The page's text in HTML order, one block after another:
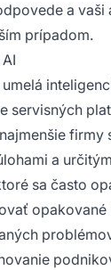
a vaši
prípadom.
servisných
firmy
a
sa často